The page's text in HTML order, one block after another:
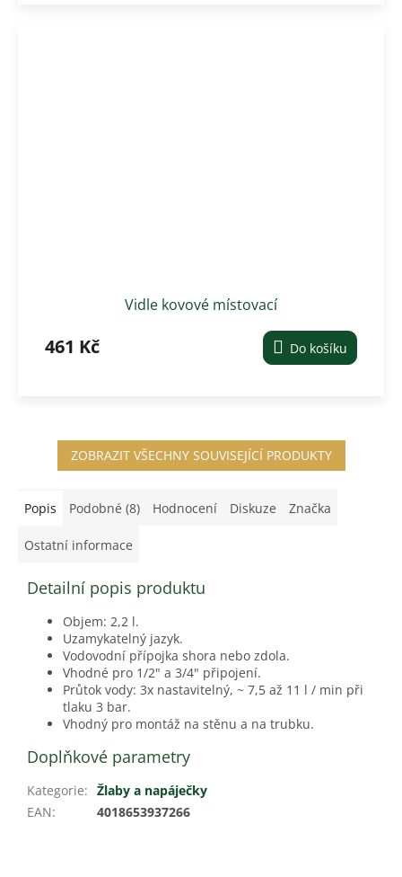
Vidle kovové místovací
461 Kč Do košíku
ZOBRAZIT VŠECHNY SOUVISEJÍCÍ PRODUKTY
Popis Podobné (8) Hodnocení Diskuze Značka
Ostatní informace
Detailní popis produktu
Objem: 2,2 l.
Uzamykatelný jazyk.
Vodovodní přípojka shora nebo zdola.
Vhodné pro 1/2" a 3/4" připojení.
Průtok vody: 3x nastavitelný, ~ 7,5 až 11 l / min při
tlaku 3 bar.
Vhodný pro montáž na stěnu a na trubku.
Doplňkové parametry
Kategorie: Žlaby a napáječky
EAN: 4018653937266